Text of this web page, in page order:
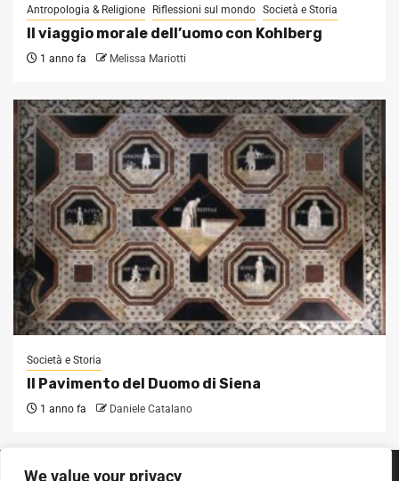
We value your privacy
Antropologia & Religione Riflessioni sul mondo Società e Storia
Il viaggio morale dell’uomo con Kohlberg
1 anno fa Melissa Mariotti
Società e Storia
Il Pavimento del Duomo di Siena
1 anno fa Daniele Catalano